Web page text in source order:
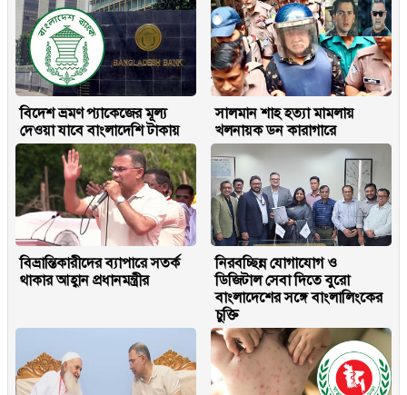
বিদেশ ভ্রমণ প্যাকেজের মূল্য
দেওয়া যাবে বাংলাদেশি টাকায়
সালমান শাহ হত্যা মামলায়
খলনায়ক ডন কারাগারে
বিভ্রান্তিকারীদের ব্যাপারে সতর্ক
থাকার আহ্বান প্রধানমন্ত্রীর
নিরবচ্ছিন্ন যোগাযোগ ও
ডিজিটাল সেবা দিতে বুরো
বাংলাদেশের সঙ্গে বাংলালিংকের
চুক্তি